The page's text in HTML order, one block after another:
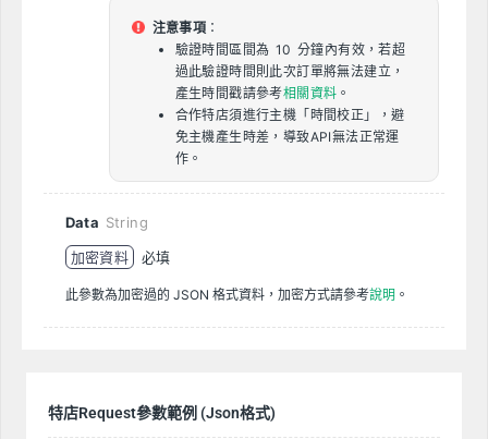
注意事項 ：
驗證時間區間為 10 分鐘內有效，若超
過此驗證時間則此次訂單將無法建立，
產生時間戳請參考相關資料 。
合作特店須進行主機「時間校正」，避
免主機產生時差，導致API無法正常運
作。
Data String
加密資料
必填
此參數為加密過的 JSON 格式資料，加密方式請參考說明 。
特店Request參數範例 (Json格式)